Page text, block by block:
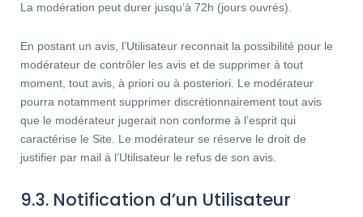
La modération peut durer jusqu’à 72h (jours ouvrés).
En postant un avis, l’Utilisateur reconnait la possibilité pour le
modérateur de contrôler les avis et de supprimer à tout
moment, tout avis, à priori ou à posteriori. Le modérateur
pourra notamment supprimer discrétionnairement tout avis
que le modérateur jugerait non conforme à l’esprit qui
caractérise le Site. Le modérateur se réserve le droit de
justifier par mail à l’Utilisateur le refus de son avis.
9.3. Notification d’un Utilisateur